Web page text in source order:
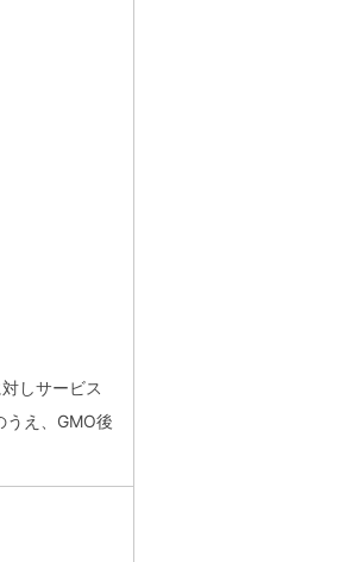
しサービス
うえ、GMO後